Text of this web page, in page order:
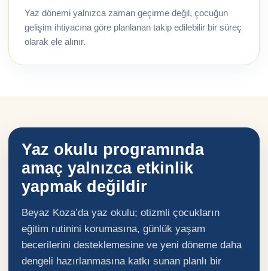
Yaz dönemi yalnızca zaman geçirme değil, çocuğun
gelişim ihtiyacına göre planlanan takip edilebilir bir süreç
olarak ele alınır.
Yaz okulu programında
amaç yalnızca etkinlik
yapmak değildir
Beyaz Koza’da yaz okulu; otizmli çocukların
eğitim rutinini korumasına, günlük yaşam
becerilerini desteklemesine ve yeni döneme daha
dengeli hazırlanmasına katkı sunan planlı bir